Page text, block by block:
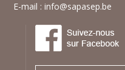
E-mail :info@sapasep.be